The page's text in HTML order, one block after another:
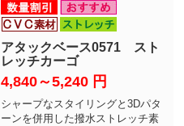
アタックベース0571 スト
レッチカーゴ
4,840～5,240 円
シャープなスタイリングと3Dパタ
ーンを併用した撥水ストレッチ素